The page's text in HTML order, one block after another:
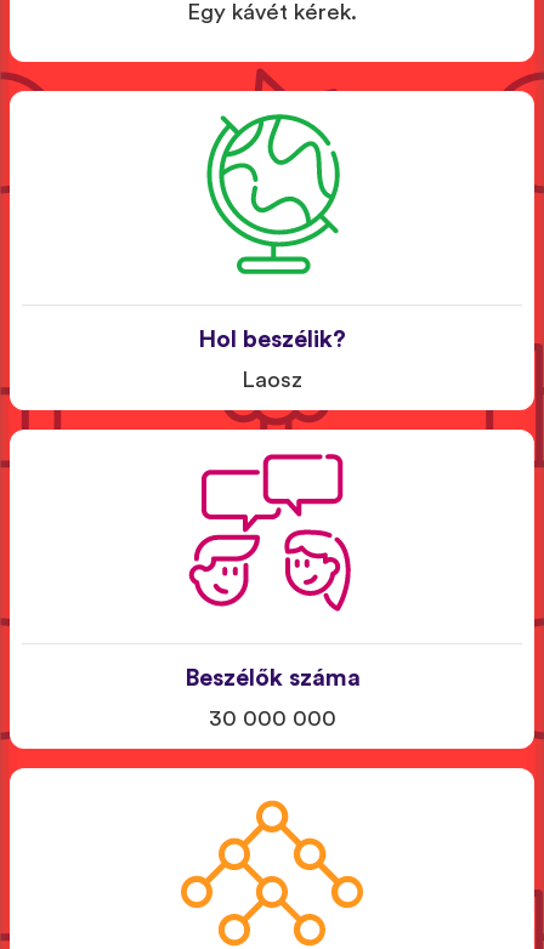
Egy kávét kérek.
Hol beszélik?
Laosz
Beszélők száma
30 000 000